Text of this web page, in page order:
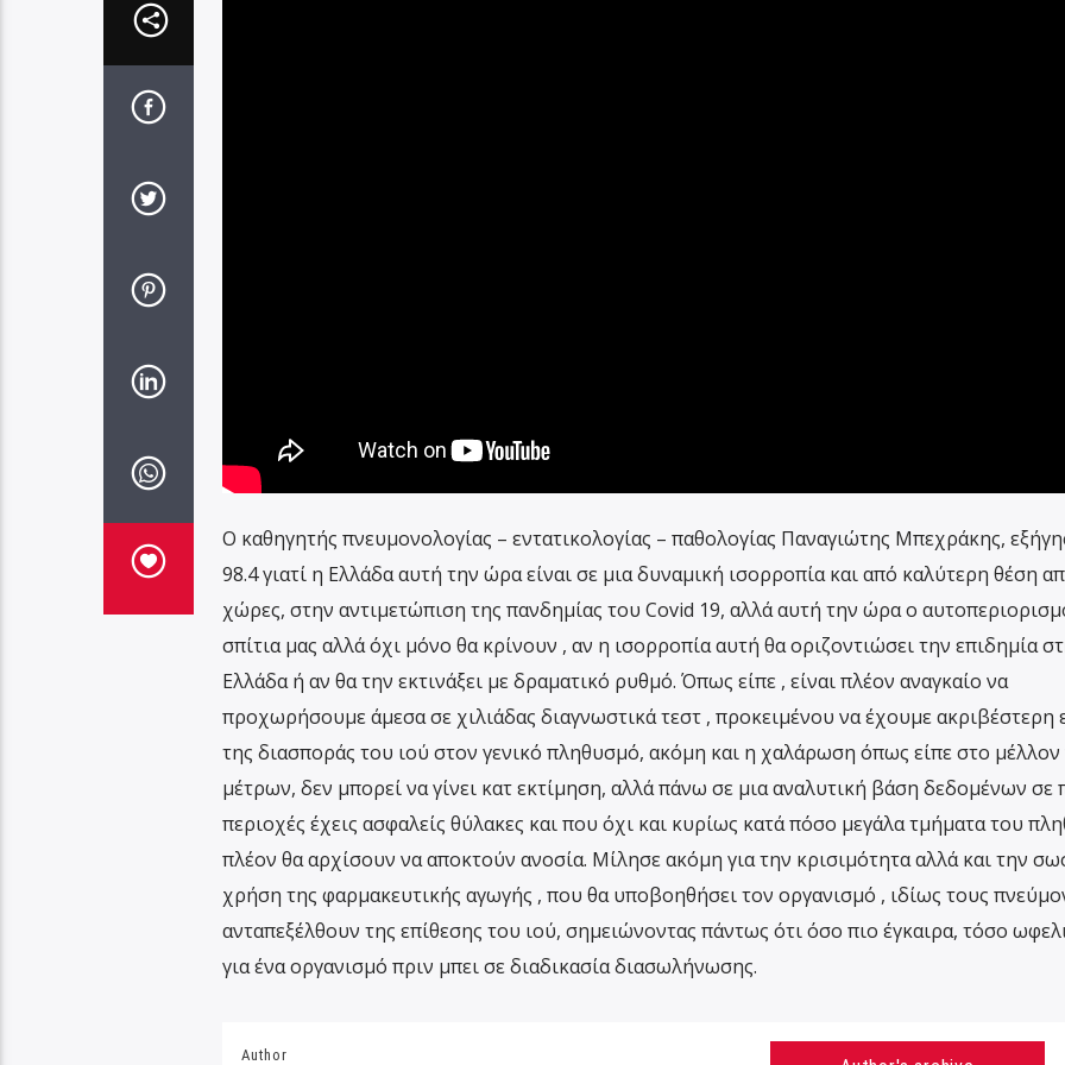
Ο καθηγητής πνευμονολογίας – εντατικολογίας – παθολογίας Παναγιώτης Μπεχράκης,
98.4 γιατί η Ελλάδα αυτή την ώρα είναι σε μια δυναμική ισορροπία και από καλύτερη θέση
χώρες, στην αντιμετώπιση της πανδημίας του Covid 19, αλλά αυτή την ώρα ο
σπίτια μας αλλά όχι μόνο θα κρίνουν , αν η ισορροπία αυτή θα οριζοντιώσει την επιδημία
Ελλάδα ή αν θα την εκτινάξει με δραματικό ρυθμό. Όπως είπε , είναι πλέον αναγκαίο να
προχωρήσουμε άμεσα σε χιλιάδας διαγνωστικά τεστ , προκειμένου να έχουμε ακριβέστερη
της διασποράς του ιού στον γενικό πληθυσμό, ακόμη και η χαλάρωση όπως είπε στο
μέτρων, δεν μπορεί να γίνει κατ εκτίμηση, αλλά πάνω σε μια αναλυτική βάση δεδομένων σε
περιοχές έχεις ασφαλείς θύλακες και που όχι και κυρίως κατά πόσο μεγάλα τμήματα του
πλέον θα αρχίσουν να αποκτούν ανοσία. Μίλησε ακόμη για την κρισιμότητα αλλά και την
χρήση της φαρμακευτικής αγωγής , που θα υποβοηθήσει τον οργανισμό , ιδίως τους
ανταπεξέλθουν της επίθεσης του ιού, σημειώνοντας πάντως ότι όσο πιο έγκαιρα, τόσο
για ένα οργανισμό πριν μπει σε διαδικασία διασωλήνωσης.
Author